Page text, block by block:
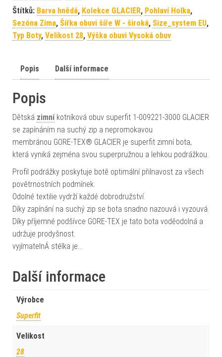
Štítků: Barva hnědá, Kolekce GLACIER, Pohlaví Holka,
Sezóna Zima, Šířka obuvi šíře W - široká, Size_system EU,
Typ Boty, Velikost 28, Výška obuvi Vysoká obuv
Popis Další informace
Popis
Dětská zimníkotníková obuv superfit 1-009221-3000 GLACIER
se zapínáním na suchý zip a nepromokavou
membránou GORE-TEX® GLACIER je superfit zimní bota,
která vyniká zejména svou superpružnou a lehkou podrážkou.
Profil podrážky poskytuje botě optimální přilnavost za všech
povětrnostních podmínek.
Odolné textilie vydrží každé dobrodružství.
Díky zapínání na suchý zip se bota snadno nazouvá i vyzouvá.
Díky příjemné podšívce GORE-TEX je tato bota voděodolná a
udržuje prodyšnost.
vyjímatelnÁ stélka je…
Další informace
Výrobce
Superfit
Velikost
28